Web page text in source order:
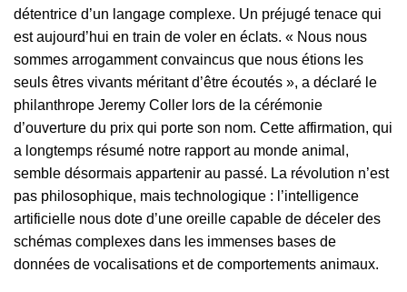
détentrice d’un langage complexe. Un préjugé tenace qui
est aujourd’hui en train de voler en éclats. « Nous nous
sommes arrogamment convaincus que nous étions les
seuls êtres vivants méritant d’être écoutés », a déclaré le
philanthrope Jeremy Coller lors de la cérémonie
d’ouverture du prix qui porte son nom. Cette affirmation, qui
a longtemps résumé notre rapport au monde animal,
semble désormais appartenir au passé. La révolution n’est
pas philosophique, mais technologique : l’intelligence
artificielle nous dote d’une oreille capable de déceler des
schémas complexes dans les immenses bases de
données de vocalisations et de comportements animaux.